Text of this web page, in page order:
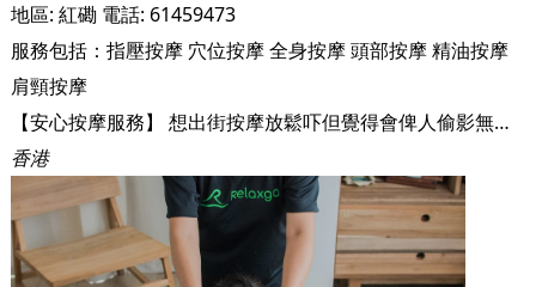
地區: 紅磡電話: 61459473
服務包括： 指壓按摩 穴位按摩全身按摩頭部按摩精油按摩
肩頸按摩
【安心按摩服務】 想出街按摩放鬆吓但覺得會俾人偷影無晒私隱？唔想做個 #壞左嘅人 但肌肉腰痛等長期痛症接踵而來？ 講多無謂，做就最實際，即刻預約 Relaxgo 到點按摩服務，各類專業按摩療程統一價格，最專業嘅按摩師最快可在兩小時內到達府上。無論你住係鯉魚門定係大坑，都有按摩師上門服務。按得安心之餘，給自己的生活煥然一新的感覺，搵翻迷失工作嘅自己，以最fit形象從新出發！
香港